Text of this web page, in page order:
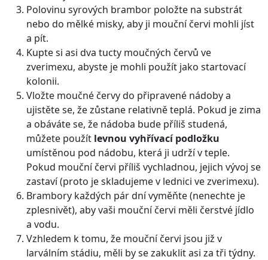
Polovinu syrových brambor položte na substrát
nebo do mělké misky, aby ji mouční červi mohli jíst
a pít.
Kupte si asi dva tucty moučných červů ve
zverimexu, abyste je mohli použít jako startovací
kolonii.
Vložte moučné červy do připravené nádoby a
ujistěte se, že zůstane relativně teplá. Pokud je zima
a obáváte se, že nádoba bude příliš studená,
můžete použít levnou vyhřívací podložku
umístěnou pod nádobu, která ji udrží v teple.
Pokud mouční červi příliš vychladnou, jejich vývoj se
zastaví (proto je skladujeme v lednici ve zverimexu).
Brambory každých pár dní vyměňte (nenechte je
zplesnivět), aby vaši mouční červi měli čerstvé jídlo
a vodu.
Vzhledem k tomu, že mouční červi jsou již v
larválním stádiu, měli by se zakuklit asi za tři týdny.